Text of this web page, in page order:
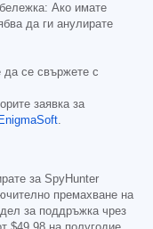
Ако имате
да ги анулирате
се свържете с
заявка за
.
за SpyHunter
премахване на
за поддръжка чрез